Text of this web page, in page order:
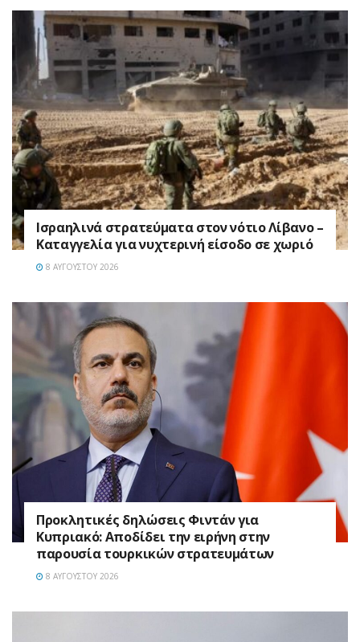
Ισραηλινά στρατεύματα στον νότιο Λίβανο –
Καταγγελία για νυχτερινή είσοδο σε χωριό
8 ΑΥΓΟΎΣΤΟΥ 2026
Προκλητικές δηλώσεις Φιντάν για
Κυπριακό: Αποδίδει την ειρήνη στην
παρουσία τουρκικών στρατευμάτων
8 ΑΥΓΟΎΣΤΟΥ 2026